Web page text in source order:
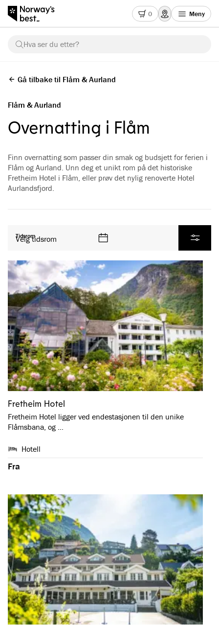
0 Meny
Hva ser du etter?
Gå tilbake til Flåm & Aurland
Flåm & Aurland
Overnatting i Flåm
Finn overnatting som passer din smak og budsjett for ferien i
Flåm og Aurland. Unn deg et unikt rom på det historiske
Fretheim Hotel i Flåm, eller prøv det nylig renoverte Hotel
Aurlandsfjord.
Filtrer
Tidsrom
Velg tidsrom
Fretheim Hotel
Fretheim Hotel ligger ved endestasjonen til den unike
Flåmsbana, og …
Hotell
Fra